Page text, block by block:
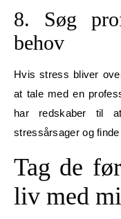
8. Søg
behov
Hvis stress bliver
at tale med en
har redskaber til
stressårsager og
Tag de
liv med